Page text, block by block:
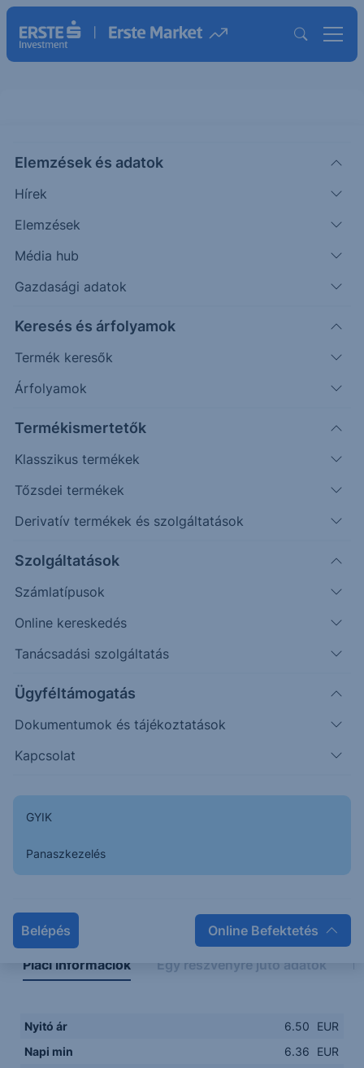
Elemzések és adatok
Hírek
Elemzések
Média hub
Gazdasági adatok
Keresés és árfolyamok
Termék keresők
Árfolyamok
Termékismertetők
Klasszikus termékek
Tőzsdei termékek
Derivatív termékek és szolgáltatások
Szolgáltatások
Számlatípusok
Online kereskedés
Tanácsadási szolgáltatás
Ügyféltámogatás
Dokumentumok és tájékoztatások
Kapcsolat
GYIK
Panaszkezelés
Belépés Online Befektetés
TMV(XETRA)
TeamViewer Ord Shs
6.54 EUR
Időpont: 26.08.07. 17:34
Előző záró:
6.40
Árfolyamértesítő rögzítése
További információk kérése
08:00
6.3500
6.5000
Napon belüli Historikus
Piaci információk Egy részvényre jutó adatok
Nyitó ár 6.50
EUR
Napi min
6.36
EUR